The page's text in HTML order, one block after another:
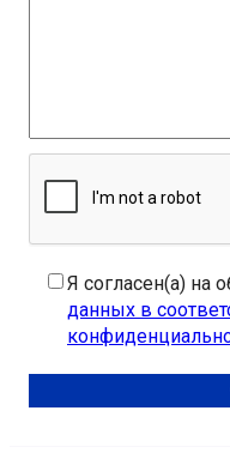
Я согласен(а) на
данных в